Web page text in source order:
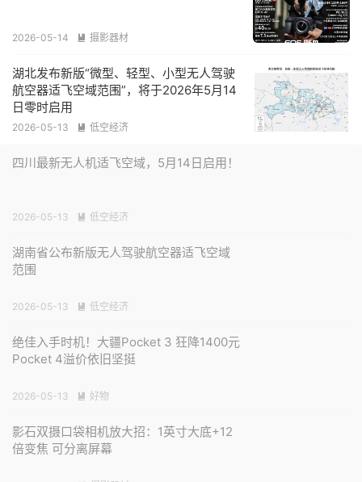
2026-05-14  摄影器材
湖北发布新版“微型、轻型、小型无人驾驶
航空器适飞空域范围”，将于2026年5月14
日零时启用
2026-05-13  低空经济
四川最新无人机适飞空域，5月14日启用！
2026-05-13  低空经济
湖南省公布新版无人驾驶航空器适飞空域
范围
2026-05-13  低空经济
绝佳入手时机！大疆Pocket 3 狂降1400元
Pocket 4溢价依旧坚挺
2026-05-13  好物
影石双摄口袋相机放大招：1英寸大底+12
倍变焦 可分离屏幕